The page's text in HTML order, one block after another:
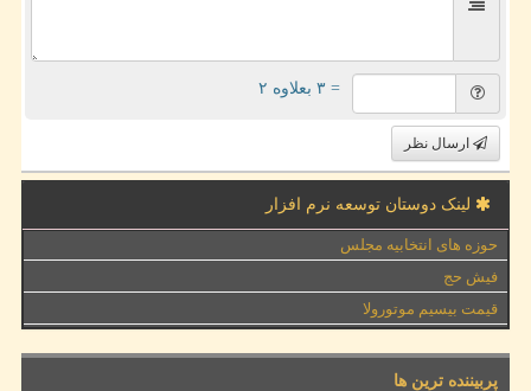
= ۳ بعلاوه ۲
ارسال نظر
لینک دوستان توسعه نرم افزار
حوزه های انتخابیه مجلس
فیش حج
قیمت بیسیم موتورولا
پربیننده ترین ها